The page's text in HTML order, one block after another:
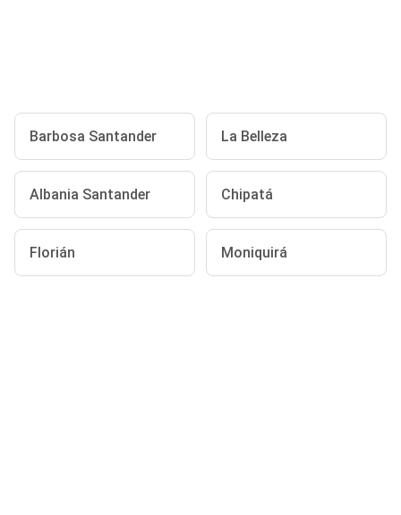
Barbosa Santander La Belleza
Albania Santander Chipatá
Florián Moniquirá